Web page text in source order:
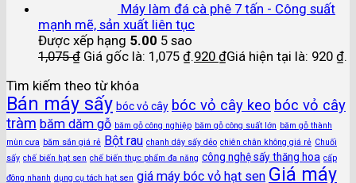
Máy làm đá cà phê 7 tấn - Công suất
mạnh mẽ, sản xuất liên tục
Được xếp hạng 5.00 5 sao
1,075₫ Giá gốc là: 1,075 ₫.920 ₫Giá hiện tại là: 920 ₫.
Tìm kiếm theo từ khóa
Bán máy sấy bóc vỏ cây bóc vỏ cây keo bóc vỏ cây
tràm băm dăm gỗ băm gỗ công nghiệp băm gỗ công suất lớn băm gỗ thành
mùn cưa băm sắn giá rẻ Bột rau chanh dây sấy dẻo chiên chân không giá rẻ Chuối
sấy chế biến hạt sen chế biến thực phẩm đa năng công nghệ sấy thăng hoa cấp
đông nhanh dụng cụ tách hạt sen giá máy bóc vỏ hạt sen Giá máy